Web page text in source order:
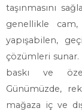
taşınmasını
genellikle
yapışabilen,
çözümleri
baskı ve
Günümüzde,
mağaza iç ve